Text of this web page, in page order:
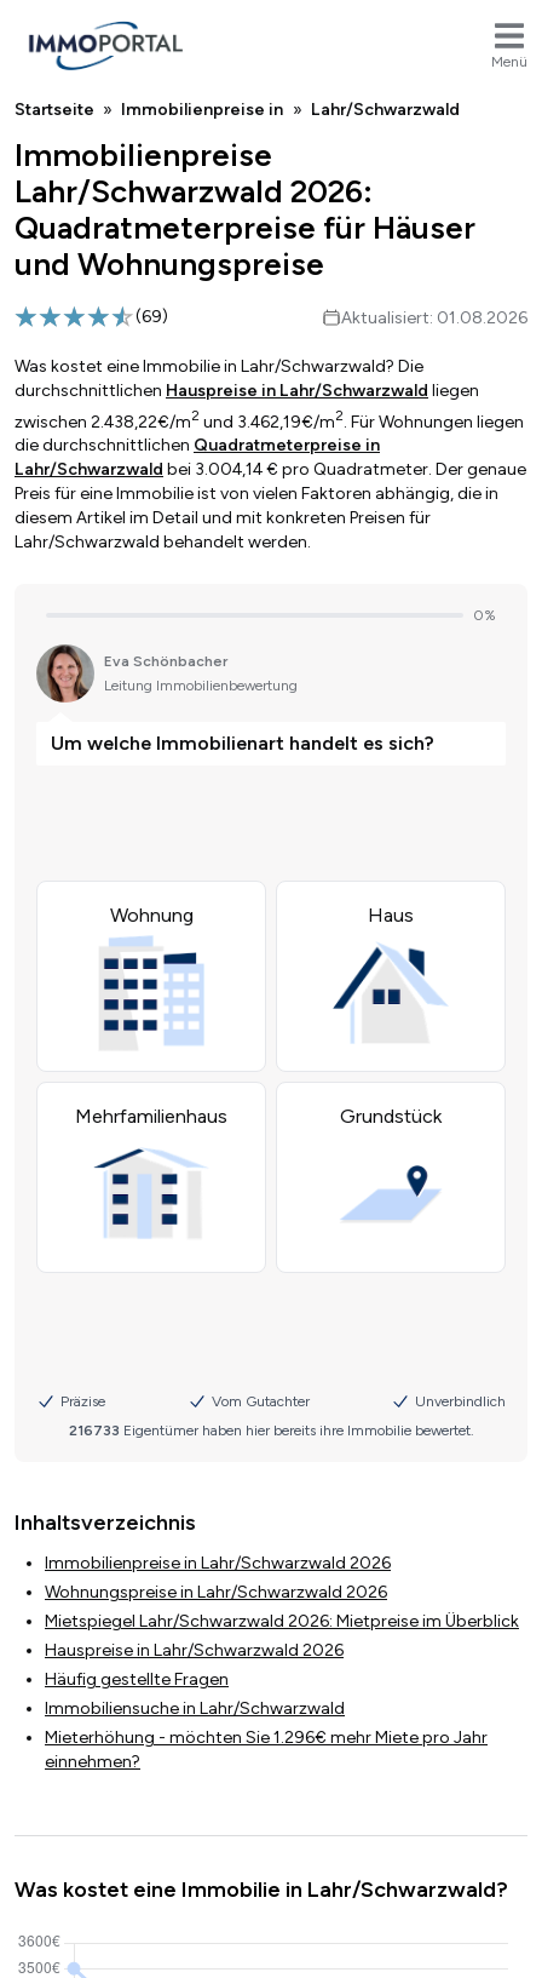
Menü
Breadcrumb
Startseite Immobilienpreise in Lahr/Schwarzwald
Immobilienpreise
Lahr/Schwarzwald 2026:
Quadratmeterpreise für Häuser
und Wohnungspreise
(69) Aktualisiert: 01.08.2026
Was kostet eine Immobilie in Lahr/Schwarzwald? Die
durchschnittlichen Hauspreise in Lahr/Schwarzwald liegen
zwischen 2.438,22€/m2 und 3.462,19€/m2. Für Wohnungen liegen
die durchschnittlichen Quadratmeterpreise in
Lahr/Schwarzwald bei 3.004,14 € pro Quadratmeter. Der genaue
Preis für eine Immobilie ist von vielen Faktoren abhängig, die in
diesem Artikel im Detail und mit konkreten Preisen für
Lahr/Schwarzwald behandelt werden.
Inhaltsverzeichnis
Immobilienpreise in Lahr/Schwarzwald 2026
Wohnungspreise in Lahr/Schwarzwald 2026
Mietspiegel Lahr/Schwarzwald 2026: Mietpreise im Überblick
Hauspreise in Lahr/Schwarzwald 2026
Häufig gestellte Fragen
Immobiliensuche in Lahr/Schwarzwald
Mieterhöhung - möchten Sie 1.296€ mehr Miete pro Jahr
einnehmen?
Was kostet eine Immobilie in Lahr/Schwarzwald?